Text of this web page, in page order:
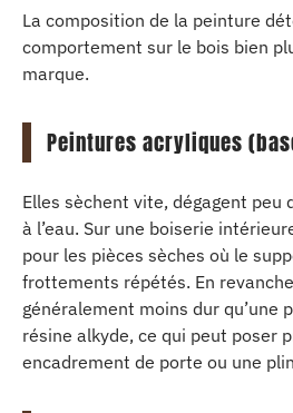
La composition de la peinture
comportement sur le bois bien
marque.
Peintures acryliques
Elles sèchent vite, dégagent peu
à l’eau. Sur une boiserie
pour les pièces sèches où le
frottements répétés. En
généralement moins dur qu’une
résine alkyde, ce qui peut poser
encadrement de porte ou une